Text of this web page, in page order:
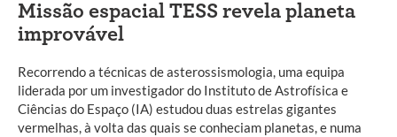
Missão espacial TESS revela planeta
improvável
Recorrendo a técnicas de asterossismologia, uma equipa
liderada por um investigador do Instituto de Astrofísica e
Ciências do Espaço (IA) estudou duas estrelas gigantes
vermelhas, à volta das quais se conheciam planetas, e numa